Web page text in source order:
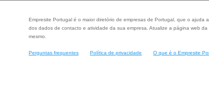
Empresite Portugal é o maior diretório de empresas de Portugal, que o ajuda
dos dados de contacto e atividade da sua empresa. Atualize a página web
mesmo.
Perguntas frequentes Política de privacidade O que é o Empresite